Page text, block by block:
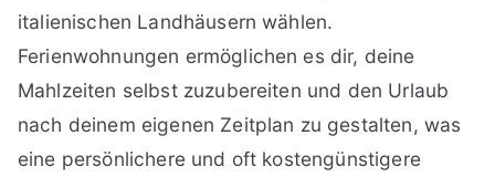
italienischen Landhäusern wählen.
Ferienwohnungen ermöglichen es dir, deine
Mahlzeiten selbst zuzubereiten und den Urlaub
nach deinem eigenen Zeitplan zu gestalten, was
eine persönlichere und oft kostengünstigere